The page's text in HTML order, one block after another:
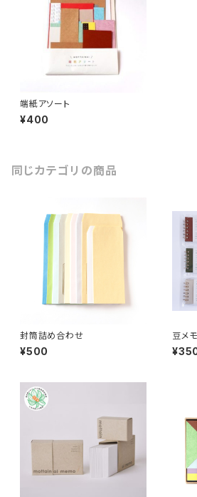
端紙アソート
¥400
同じカテゴリの商品
封筒詰め合わせ
¥500
豆メモ